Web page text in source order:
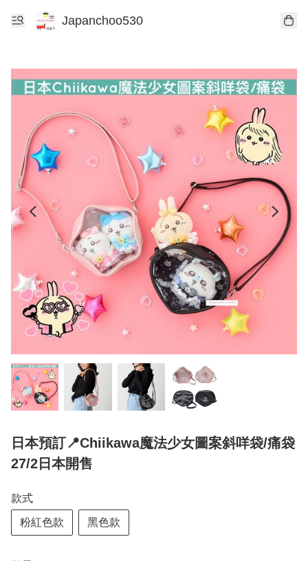
Japanchoo530
日本預訂📍Chiikawa魔法少女圖案斜咩袋/痛袋
27/2日本開售
款式
粉紅色款 黑色款